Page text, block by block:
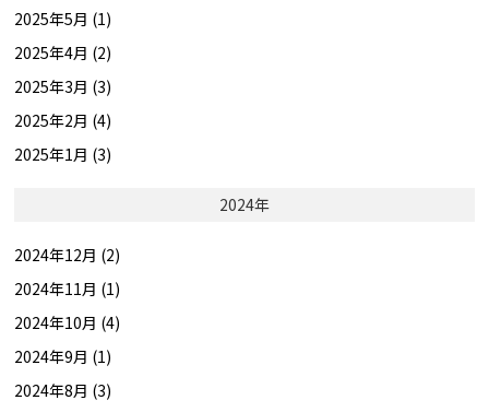
2025年5月 (1)
2025年4月 (2)
2025年3月 (3)
2025年2月 (4)
2025年1月 (3)
2024年
2024年12月 (2)
2024年11月 (1)
2024年10月 (4)
2024年9月 (1)
2024年8月 (3)